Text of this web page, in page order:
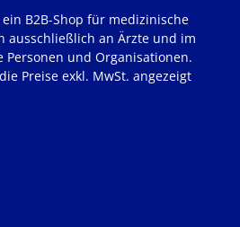
B2B-Shop für medizinische
ausschließlich an Ärzte und im
Personen und Organisationen.
Preise exkl. MwSt. angezeigt